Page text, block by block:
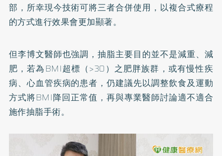
部，所幸現今技術可將三者合併使用，以複合式療程
的方式進行效果會更加顯著。
但李博文醫師也強調，抽脂主要目的並不是減重、減
肥，若為BMI超標（>30）之肥胖族群，或有慢性疾
病、心血管疾病的患者，仍建議先以調整飲食及運動
方式將BMI降回正常值，再與專業醫師討論適不適合
施作抽脂手術。